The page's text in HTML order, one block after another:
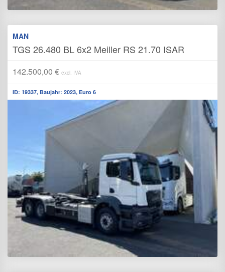
MAN
TGS 26.480 BL 6x2 Meiller RS 21.70 ISAR
142.500,00 € excl. IVA
ID: 19337, Baujahr: 2023, Euro 6